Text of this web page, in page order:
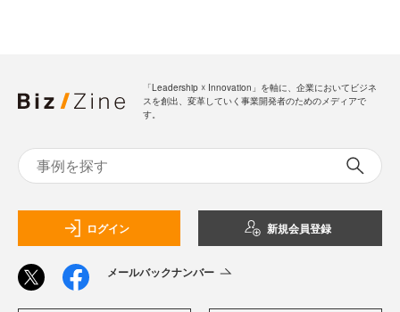
「Leadership ☓ Innovation」を軸に、企業においてビジネ
スを創出、変革していく事業開発者のためのメディアで
す。
ログイン 新規会員登録
メールバックナンバー